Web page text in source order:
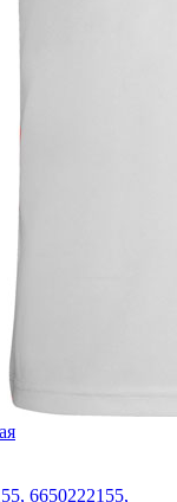
6650222155,